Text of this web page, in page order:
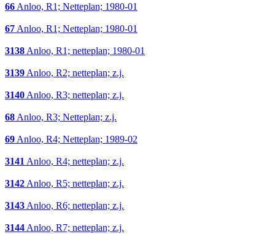
66Anloo, R1; Netteplan; 1980-01
67Anloo, R1; Netteplan; 1980-01
3138Anloo, R1; netteplan; 1980-01
3139Anloo, R2; netteplan; z.j.
3140Anloo, R3; netteplan; z.j.
68Anloo, R3; Netteplan; z.j.
69Anloo, R4; Netteplan; 1989-02
3141Anloo, R4; netteplan; z.j.
3142Anloo, R5; netteplan; z.j.
3143Anloo, R6; netteplan; z.j.
3144Anloo, R7; netteplan; z.j.